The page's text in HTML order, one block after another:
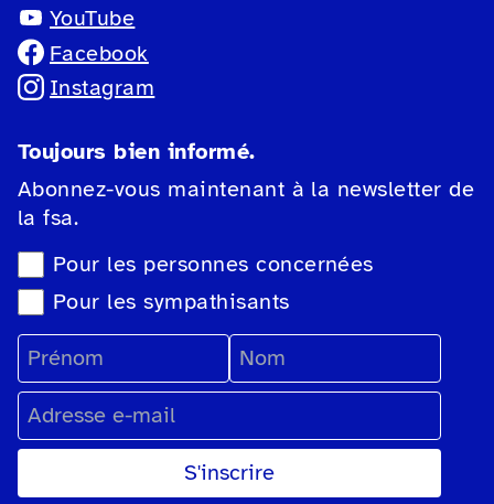
YouTube
Facebook
Instagram
Toujours bien informé.
Abonnez-vous maintenant à la newsletter de
la fsa.
Sélection du type de newsletter
Pour les personnes concernées
Pour les sympathisants
Prénom
Nom
Adresse e-mail